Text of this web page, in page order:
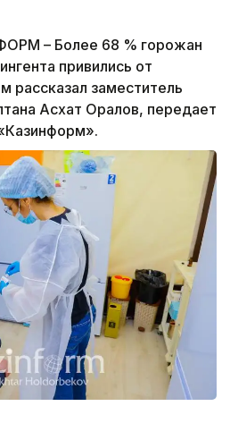
– Более 68 % горожан
привились от
рассказал заместитель
Асхат Оралов, передает